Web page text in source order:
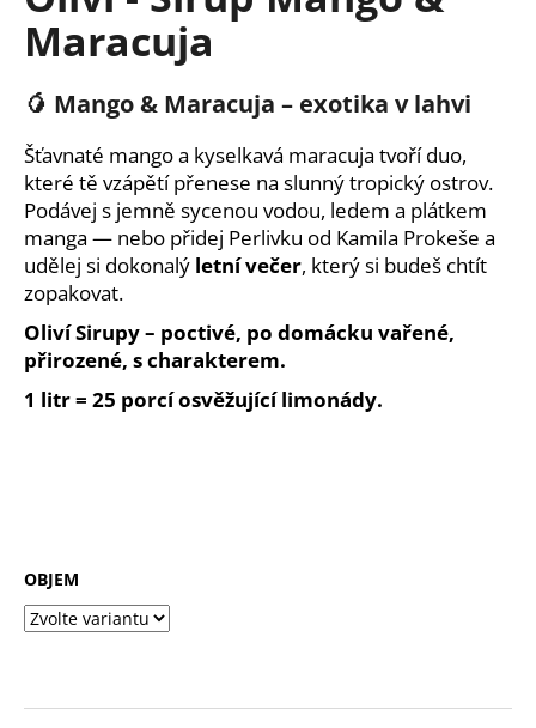
0,0
hvězdiček.
Maracuja
🥭 Mango & Maracuja – exotika v lahvi
Šťavnaté mango a kyselkavá maracuja tvoří duo,
které tě vzápětí přenese na slunný tropický ostrov.
Podávej s jemně sycenou vodou, ledem a plátkem
manga — nebo přidej Perlivku od Kamila Prokeše a
udělej si dokonalý letní večer, který si budeš chtít
zopakovat.
Oliví Sirupy – poctivé, po domácku vařené,
přirozené, s charakterem.
1 litr = 25 porcí osvěžující limonády.
OBJEM
a
j
í
t
?
HLEDAT
D
o
u
j
e